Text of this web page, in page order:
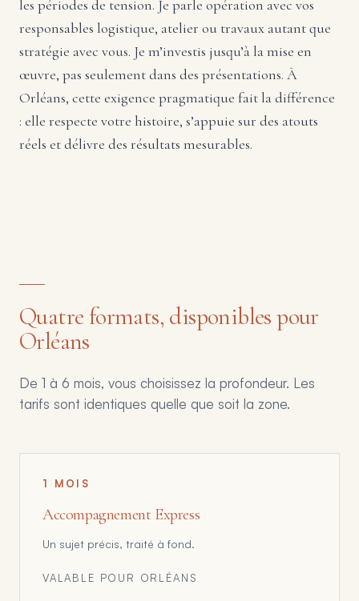
les périodes de tension. Je parle opération avec vos
responsables logistique, atelier ou travaux autant que
stratégie avec vous. Je m’investis jusqu’à la mise en
œuvre, pas seulement dans des présentations. À
Orléans, cette exigence pragmatique fait la différence
: elle respecte votre histoire, s’appuie sur des atouts
réels et délivre des résultats mesurables.
Quatre formats, disponibles pour
Orléans
De 1 à 6 mois, vous choisissez la profondeur. Les
tarifs sont identiques quelle que soit la zone.
1 MOIS
Accompagnement Express
Un sujet précis, traité à fond.
VALABLE POUR ORLÉANS